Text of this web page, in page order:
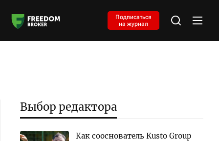
Подписаться
на журнал
Выбор редактора
Как сооснователь Kusto Group